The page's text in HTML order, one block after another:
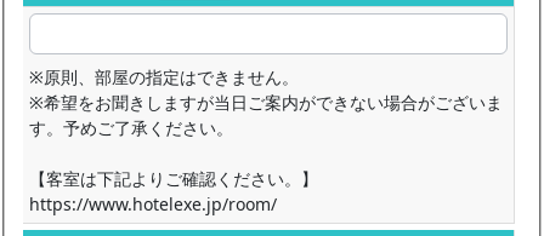
※原則、部屋の指定はできません。
※希望をお聞きしますが当日ご案内ができない場合がございま
す。予めご了承ください。
【客室は下記よりご確認ください。】
https://www.hotelexe.jp/room/